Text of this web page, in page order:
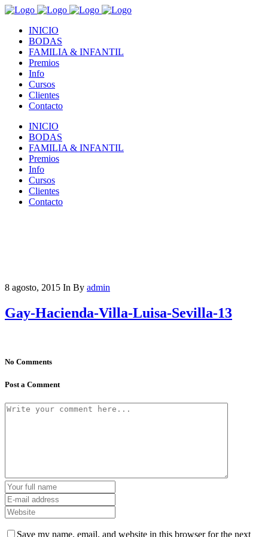
INICIO
BODAS
FAMILIA & INFANTIL
Premios
Info
Cursos
Clientes
Contacto
INICIO
BODAS
FAMILIA & INFANTIL
Premios
Info
Cursos
Clientes
Contacto
8 agosto, 2015 In By admin
Gay-Hacienda-Villa-Luisa-Sevilla-13
No Comments
Post a Comment
Save my name, email, and website in this browser for the next